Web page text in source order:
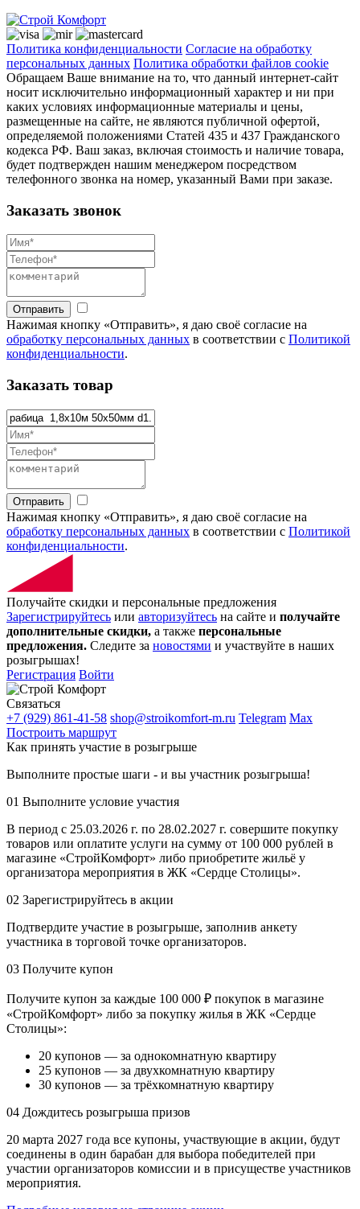
Политика конфиденциальности Согласие на обработку
персональных данных Политика обработки файлов cookie
Обращаем Ваше внимание на то, что данный интернет-сайт
носит исключительно информационный характер и ни при
каких условиях информационные материалы и цены,
размещенные на сайте, не являются публичной офертой,
определяемой положениями Статей 435 и 437 Гражданского
кодекса РФ. Ваш заказ, включая стоимость и наличие товара,
будет подтвержден нашим менеджером посредством
телефонного звонка на номер, указанный Вами при заказе.
Заказать звонок
Отправить
Нажимая кнопку «Отправить», я даю своё согласие на
обработку персональных данных в соответствии с Политикой
конфиденциальности.
Заказать товар
Отправить
Нажимая кнопку «Отправить», я даю своё согласие на
обработку персональных данных в соответствии с Политикой
конфиденциальности.
Получайте скидки и персональные предложения
Зарегистрируйтесь или авторизуйтесь на сайте и получайте
дополнительные скидки, а также персональные
предложения. Следите за новостями и участвуйте в наших
розыгрышах!
Регистрация Войти
Связаться
+7 (929) 861-41-58 shop@stroikomfort-m.ru Telegram Max
Построить маршрут
Как принять участие в розыгрыше
Выполните простые шаги - и вы участник розыгрыша!
01 Выполните условие участия
В период с 25.03.2026 г. по 28.02.2027 г. совершите покупку
товаров или оплатите услуги на сумму от 100 000 рублей в
магазине «СтройКомфорт» либо приобретите жильё у
организатора мероприятия в ЖК «Сердце Столицы».
02 Зарегистрируйтесь в акции
Подтвердите участие в розыгрыше, заполнив анкету
участника в торговой точке организаторов.
03 Получите купон
Получите купон за каждые 100 000 ₽ покупок в магазине
«СтройКомфорт» либо за покупку жилья в ЖК «Сердце
Столицы»:
20 купонов — за однокомнатную квартиру
25 купонов — за двухкомнатную квартиру
30 купонов — за трёхкомнатную квартиру
04 Дождитесь розыгрыша призов
20 марта 2027 года все купоны, участвующие в акции, будут
соединены в один барабан для выбора победителей при
участии организаторов комиссии и в присуществе участников
мероприятия.